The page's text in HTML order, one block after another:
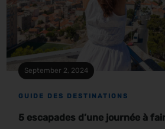
September 2, 2024
GUIDE DES DESTINATIONS
5 escapades d’une journée à